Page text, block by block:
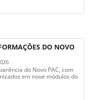
DO NOVO
do Novo PAC, com
em nove módulos do